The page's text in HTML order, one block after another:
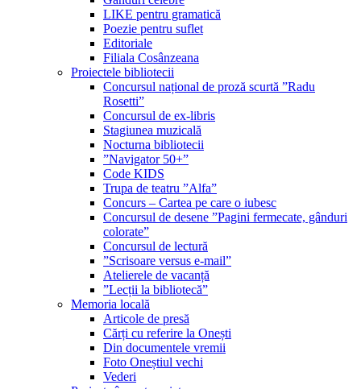
LIKE pentru gramatică
Poezie pentru suflet
Editoriale
Filiala Cosânzeana
Proiectele bibliotecii
Concursul național de proză scurtă ”Radu
Rosetti”
Concursul de ex-libris
Stagiunea muzicală
Nocturna bibliotecii
”Navigator 50+”
Code KIDS
Trupa de teatru ”Alfa”
Concurs – Cartea pe care o iubesc
Concursul de desene ”Pagini fermecate, gânduri
colorate”
Concursul de lectură
”Scrisoare versus e-mail”
Atelierele de vacanță
”Lecții la bibliotecă”
Memoria locală
Articole de presă
Cărți cu referire la Onești
Din documentele vremii
Foto Oneștiul vechi
Vederi